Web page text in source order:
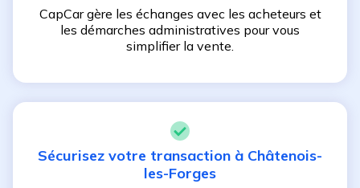
CapCar gère les échanges avec les acheteurs et
les démarches administratives pour vous
simplifier la vente.
Sécurisez votre transaction à Châtenois-
les-Forges